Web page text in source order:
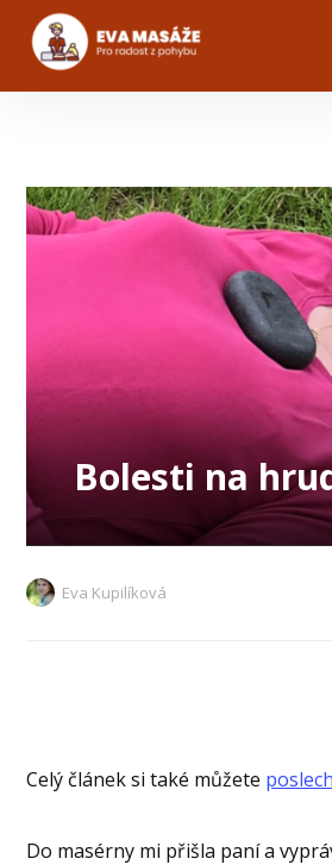
Bolesti na
Eva Kupilíková
Celý článek si také můžete
Do masérny mi přišla paní a